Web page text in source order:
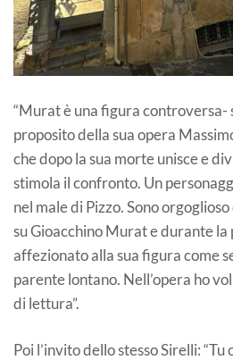
“Murat è una figura controversa-
proposito della sua opera
che dopo la sua morte unisce e
stimola il confronto. Un
nel male di Pizzo. Sono
su Gioacchino Murat e durante
affezionato alla sua figura come
parente lontano. Nell’opera ho
di lettura”.
Poi l’invito dello stesso Sirelli: